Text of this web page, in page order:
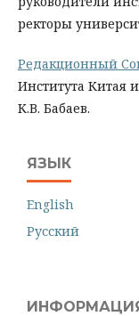
ректоры
Редакционный
Института Китая
К.В. Бабаев.
ЯЗЫК
English
Русский